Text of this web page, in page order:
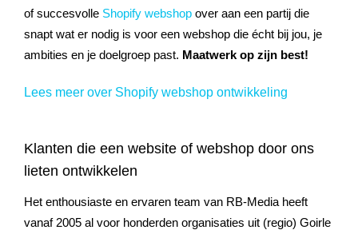
of succesvolle Shopify webshop over aan een partij die
snapt wat er nodig is voor een webshop die écht bij jou, je
ambities en je doelgroep past. Maatwerk op zijn best!
Lees meer over Shopify webshop ontwikkeling
Klanten die een website of webshop door ons
lieten ontwikkelen
Het enthousiaste en ervaren team van RB-Media heeft
vanaf 2005 al voor honderden organisaties uit (regio) Goirle